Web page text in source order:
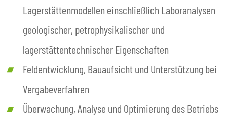
Lagerstättenmodellen einschließlich Laboranalysen
geologischer, petrophysikalischer und
lagerstättentechnischer Eigenschaften
Feldentwicklung, Bauaufsicht und Unterstützung bei
Vergabeverfahren
Überwachung, Analyse und Optimierung des Betriebs